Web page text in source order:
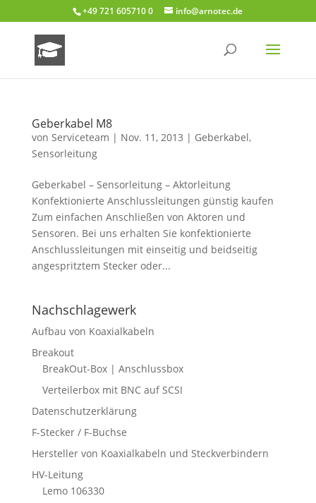
+49 721 605710 0 info@arnotec.de
Geberkabel M8
von Serviceteam | Nov. 11, 2013 | Geberkabel,
Sensorleitung
Geberkabel – Sensorleitung – Aktorleitung
Konfektionierte Anschlussleitungen günstig kaufen
Zum einfachen Anschließen von Aktoren und
Sensoren. Bei uns erhalten Sie konfektionierte
Anschlussleitungen mit einseitig und beidseitig
angespritztem Stecker oder...
Nachschlagewerk
Aufbau von Koaxialkabeln
Breakout
BreakOut-Box | Anschlussbox
Verteilerbox mit BNC auf SCSI
Datenschutzerklärung
F-Stecker / F-Buchse
Hersteller von Koaxialkabeln und Steckverbindern
HV-Leitung
Lemo 106330